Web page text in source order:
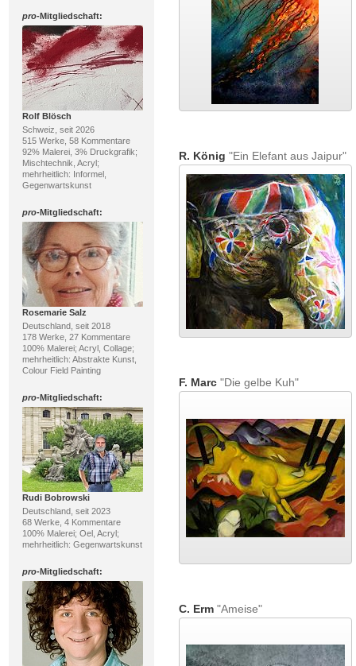
pro-Mitgliedschaft:
Rolf Blösch
Schweiz, seit 2026
515 Werke, 58 Kommentare
92% Malerei, 3% Druckgrafik;
Mischtechnik, Acryl;
mehrheitlich: Informel,
Gegenwartskunst
pro-Mitgliedschaft:
Rosemarie Salz
Deutschland, seit 2018
178 Werke, 27 Kommentare
100% Malerei; Acryl, Collage;
mehrheitlich: Abstrakte Kunst,
Colour Field Painting
pro-Mitgliedschaft:
Rudi Bobrowski
Deutschland, seit 2023
68 Werke, 4 Kommentare
100% Malerei; Oel, Acryl;
mehrheitlich: Gegenwartskunst
pro-Mitgliedschaft:
R. König "Ein Elefant aus Jaipur"
F. Marc"Die gelbe Kuh"
C. Erm"Ameise"